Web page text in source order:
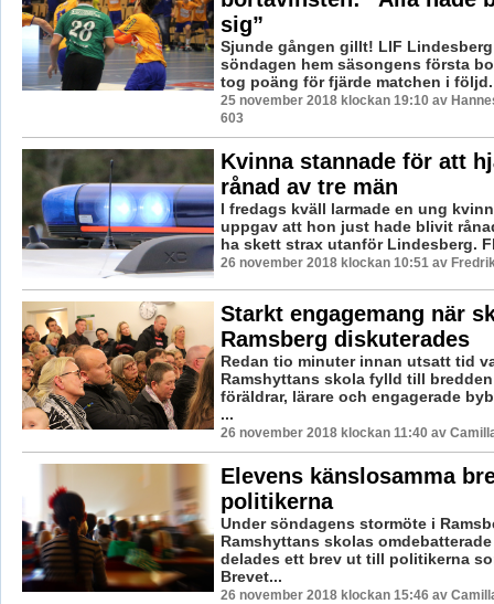
sig”
Sjunde gången gillt! LIF
söndagen hem säsongens första
tog poäng för fjärde matchen i
25 november 2018 klockan 19:10 av
603
Kvinna stannade för att
rånad av tre män
I fredags kväll larmade en ung
uppgav att hon just hade blivit
ha skett strax utanför Lindesberg.
26 november 2018 klockan 10:51 av
Starkt engagemang när
Ramsberg diskuterades
Redan tio minuter innan utsatt tid
Ramshyttans skola fylld till
föräldrar, lärare och engagerade
...
26 november 2018 klockan 11:40 av
Elevens känslosamma
politikerna
Under söndagens stormöte i
Ramshyttans skolas
delades ett brev ut till politikerna
Brevet...
26 november 2018 klockan 15:46 av